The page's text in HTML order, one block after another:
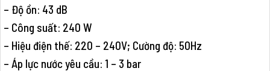
– Độ ồn: 43 dB
– Công suất: 240 W
– Hiệu điện thế: 220 – 240V; Cường độ: 50Hz
– Áp lực nước yêu cầu: 1 – 3 bar